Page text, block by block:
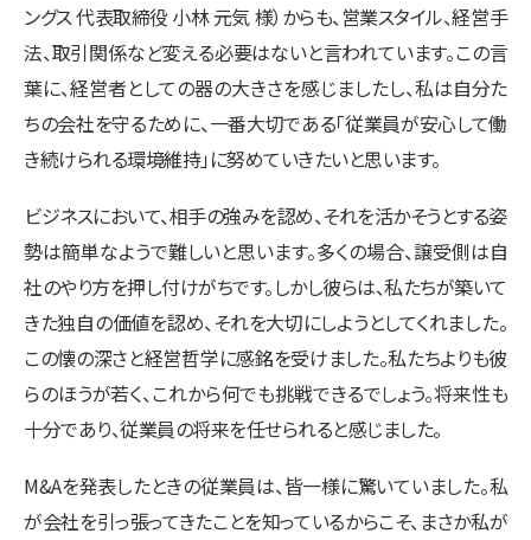
ングス 代表取締役 小林 元気 様）からも、営業スタイル、経営手
法、取引関係など変える必要はないと言われています。この言
葉に、経営者としての器の大きさを感じましたし、私は自分た
ちの会社を守るために、一番大切である「従業員が安心して働
き続けられる環境維持」に努めていきたいと思います。
ビジネスにおいて、相手の強みを認め、それを活かそうとする姿
勢は簡単なようで難しいと思います。多くの場合、譲受側は自
社のやり方を押し付けがちです。しかし彼らは、私たちが築いて
きた独自の価値を認め、それを大切にしようとしてくれました。
この懐の深さと経営哲学に感銘を受けました。私たちよりも彼
らのほうが若く、これから何でも挑戦できるでしょう。将来性も
十分であり、従業員の将来を任せられると感じました。
M&Aを発表したときの従業員は、皆一様に驚いていました。私
が会社を引っ張ってきたことを知っているからこそ、まさか私が